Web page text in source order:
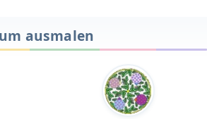
ausmalen